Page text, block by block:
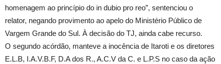
homenagem ao princípio do in dubio pro reo”, sentenciou o
relator, negando provimento ao apelo do Ministério Público de
Vargem Grande do Sul. À decisão do TJ, ainda cabe recurso.
O segundo acórdão, manteve a inocência de Itaroti e os diretores
E.L.B, I.A.V.B.F, D.A dos R., A.C.V da C. e L.P.S no caso da ação